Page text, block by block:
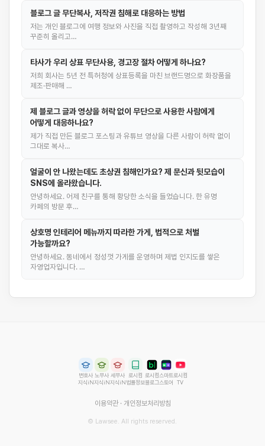
블로그 글 무단복사, 저작권 침해로 대응하는 방법
저는 개인 블로그에 여행 정보와 사진을 직접 촬영하고 작성해 3년째
꾸준히 올리고…
타사가 우리 상표 무단사용, 경고장 절차 어떻게 하나요?
저희 회사는 5년 전 특허청에 상표등록을 마친 브랜드명으로 화장품을
제조·판매해 …
제 블로그 글과 영상을 허락 없이 무단으로 사용한 사람에게
어떻게 대응하나요?
제가 직접 만든 블로그 포스팅과 유튜브 영상을 다른 사람이 허락 없이
그대로 복사…
얼굴이 안 나왔는데도 초상권 침해인가요? 제 문신과 뒷모습이
SNS에 올라왔습니다.
안녕하세요. 어제 친구를 통해 황당한 소식을 들었습니다. 한 유명
카페의 방문 후…
상호명 인테리어 메뉴까지 따라한 가게, 법적으로 처벌
가능할까요?
안녕하세요. 동네에서 정성껏 가게를 운영하며 제법 인지도를 쌓은
자영업자입니다. …
변호사
지식iN
노무사
지식iN
세무사
지식iN
로시컴
법률정보
로시컴
블로그
스마트
스토어
로시컴
TV
이용약관· 개인정보처리방침
© Lawsee. All rights reserved.